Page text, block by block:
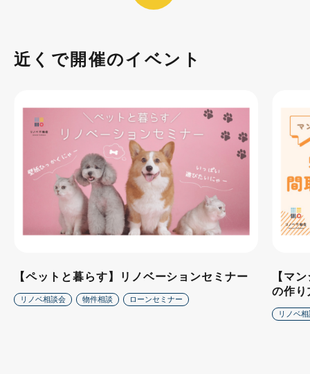
近くで開催のイベント
【ペットと暮らす】リノベーションセミナー
リノベ相談会 物件相談 ローンセミナー
【マ
の作り
リノベ